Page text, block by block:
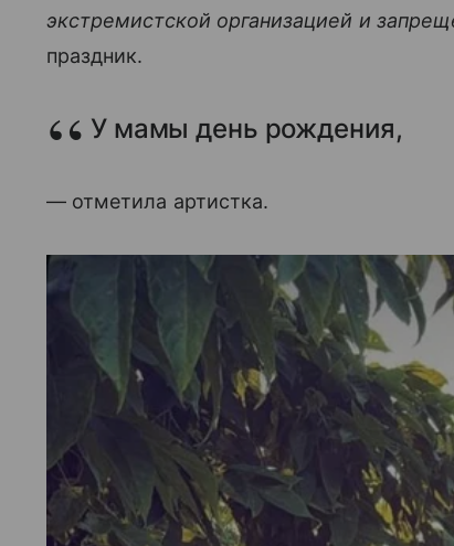
экстремистской организацией и
праздник.
У мамы день рождения,
— отметила артистка.